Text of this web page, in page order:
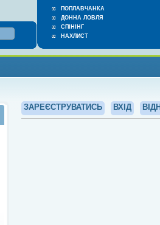
ПОПЛАВЧАНКА
ДОННА ЛОВЛЯ
СПІНІНГ
НАХЛИСТ
ЗАРЕЄСТРУВАТИСЬ ВХІД